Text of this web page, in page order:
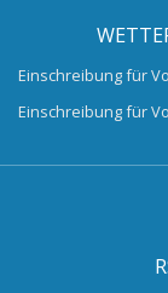
Einschreibung für
Einschreibung für